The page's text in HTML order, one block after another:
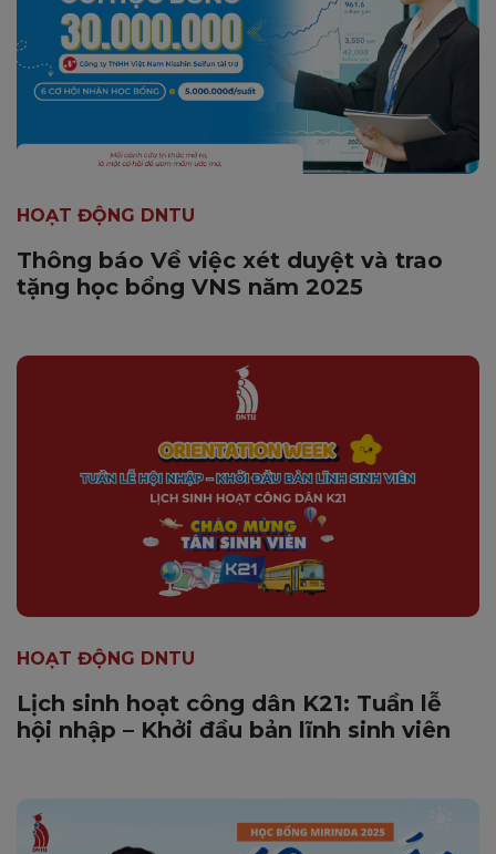
HOẠT ĐỘNG DNTU
Thông báo Về việc xét duyệt và trao
tặng học bổng VNS năm 2025
HOẠT ĐỘNG DNTU
Lịch sinh hoạt công dân K21: Tuần lễ
hội nhập – Khởi đầu bản lĩnh sinh viên